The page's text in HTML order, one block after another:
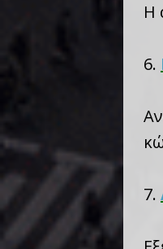
Η
6.
7.